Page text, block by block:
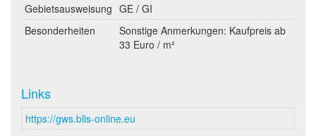
Gebietsausweisung GE / GI
Besonderheiten
Sonstige Anmerkungen: Kaufpreis ab
33 Euro / m²
Links
https://gws.blis-online.eu